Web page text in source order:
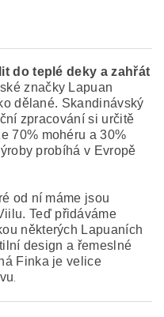
do teplé deky a zahřát
značky Lapuan
dělané. Skandinávský
zpracování si určitě
70% mohéru a 30%
probíhá v Evropě
od ní máme jsou
Teď přidáváme
některých Lapuaních
design a řemeslné
Finka je velice
.